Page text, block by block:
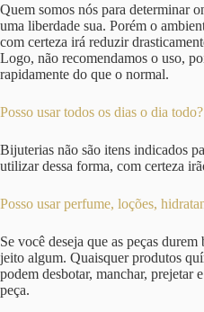
Quem somos nós para determinar
uma liberdade sua. Porém o
com certeza irá reduzir
Logo, não recomendamos o uso,
rapidamente do que o normal.
Posso usar todos os dias o dia todo?
Bijuterias não são itens indicados
utilizar dessa forma, com certeza
Posso usar perfume, loções,
Se você deseja que as peças
jeito algum. Quaisquer produtos
podem desbotar, manchar, prejetar
peça.